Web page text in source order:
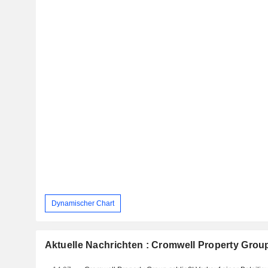
Dynamischer Chart
Aktuelle Nachrichten : Cromwell Property